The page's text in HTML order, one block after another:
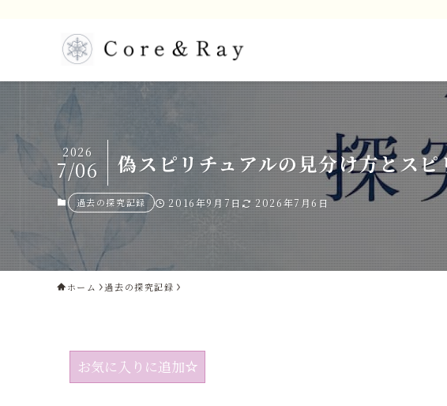
偽スピリチュアルの見分け方とス
2026
7/06
過去の探究記録 2016年9月7日 2026年7月6日
ホーム 過去の探究記録
お気に入りに追加